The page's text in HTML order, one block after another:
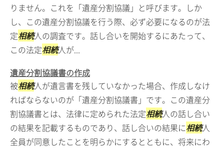
りません。これを「遺産分割協議」と呼びます。しか
し、この遺産分割協議を行う際、必ず必要になるのが法
定相続人の調査です。話し合いを開始するにあたって、
この法定相続人が...
遺産分割協議書の作成
被相続人が遺言書を残していなかった場合、作成しなけ
ればならないのが「遺産分割協議書」です。この遺産分
割協議書とは、法律に定められた法定相続人の話し合い
の結果を記載するものであり、話し合いの結果に相続人
全員が同意したことを明らかにするとともに、将来にわ